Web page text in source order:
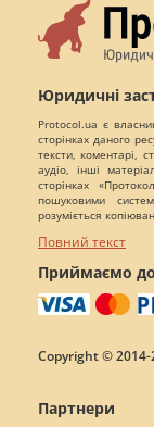
Юридичні
Protocol.ua є
сторінках даного
тексти, коментарі,
аудіо, інші
сторінках
пошуковими
розуміється
Повний текст
Приймаємо
Copyright © 2014-
Партнери